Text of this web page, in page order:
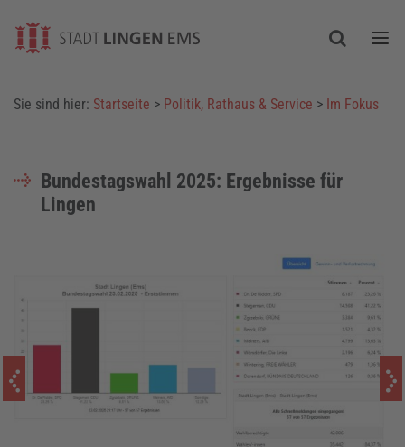
Sie sind hier: Startseite > Politik, Rathaus & Service > Im Fokus
Bundestagswahl 2025: Ergebnisse für
Lingen